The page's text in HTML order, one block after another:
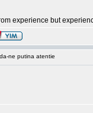
experience but
ne putina atentie